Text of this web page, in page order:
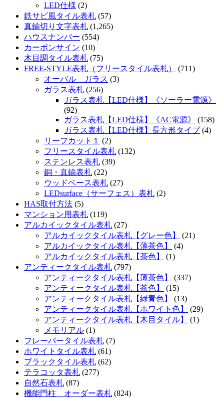
LED仕様 (2)
鉄サビ風タイル表札 (57)
真鍮切り文字表札 (1,265)
ハウスナンバー (554)
カーボンサイン (10)
木目調タイル表札 (75)
FREE-STYLE表札（フリースタイル表札）
(711)
オーバル ガラス (3)
ガラス表札 (256)
ガラス表札【LED仕様】《ソーラー電源》
(92)
ガラス表札【LED仕様】《AC電源》
(158)
ガラス表札【LED仕様】長方形タイプ(4)
リーフカット１
(2)
フリースタイル表札 (132)
ステンレス表札 (39)
銅・真鍮表札 (22)
ウッドベース表札 (27)
LEDsurface（サーフェス）表札 (2)
HAS取付方法 (5)
マンション用表札 (119)
アルカイックタイル表札 (27)
アルカイックタイル表札【グレー色】
(21)
アルカイックタイル表札【薄茶色】
(4)
アルカイックタイル表札【茶色】
(1)
アンティークタイル表札 (797)
アンティークタイル表札【薄茶色】
(337)
アンティークタイル表札【茶色】
(15)
アンティークタイル表札【緑青色】
(13)
アンティークタイル表札【ホワイト色】
(29)
アンティークタイル表札【木目タイル】
(1)
メモリアル (1)
フレーバータイル表札 (7)
ホワイトタイル表札 (61)
ブラックタイル表札 (62)
テラコッタ表札 (277)
自然石表札 (87)
機能門柱 オーダー表札 (824)